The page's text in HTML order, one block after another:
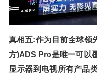
真相五:作为目前全球领
方)ADS Pro是唯一可以
显示器到电视所有产品